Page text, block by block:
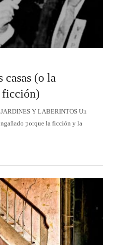
casas (o la
ficción)
Y LABERINTOS Un
porque la ficción y la